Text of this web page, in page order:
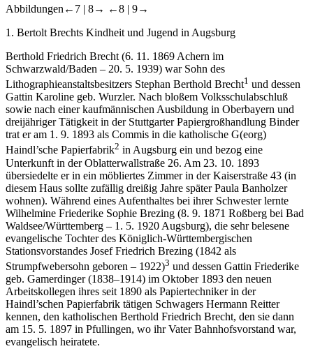
Abbildungen ←7 | 8→ ←8 | 9→
1. Bertolt Brechts Kindheit und Jugend in Augsburg
Berthold Friedrich Brecht (6. 11. 1869 Achern im
Schwarzwald/Baden – 20. 5. 1939) war Sohn des
Lithographieanstaltsbesitzers Stephan Berthold Brecht1 und dessen
Gattin Karoline geb. Wurzler. Nach bloßem Volksschulabschluß
sowie nach einer kaufmännischen Ausbildung in Oberbayern und
dreijähriger Tätigkeit in der Stuttgarter Papiergroßhandlung Binder
trat er am 1. 9. 1893 als Commis in die katholische G(eorg)
Haindl’sche Papierfabrik2 in Augsburg ein und bezog eine
Unterkunft in der Oblatterwallstraße 26. Am 23. 10. 1893
übersiedelte er in ein möbliertes Zimmer in der Kaiserstraße 43 (in
diesem Haus sollte zufällig dreißig Jahre später Paula Banholzer
wohnen). Während eines Aufenthaltes bei ihrer Schwester lernte
Wilhelmine Friederike Sophie Brezing (8. 9. 1871 Roßberg bei Bad
Waldsee/Württemberg – 1. 5. 1920 Augsburg), die sehr belesene
evangelische Tochter des Königlich-Württembergischen
Stationsvorstandes Josef Friedrich Brezing (1842 als
Strumpfwebersohn geboren – 1922)3 und dessen Gattin Friederike
geb. Gamerdinger (1838–1914) im Oktober 1893 den neuen
Arbeitskollegen ihres seit 1890 als Papiertechniker in der
Haindl’schen Papierfabrik tätigen Schwagers Hermann Reitter
kennen, den katholischen Berthold Friedrich Brecht, den sie dann
am 15. 5. 1897 in Pfullingen, wo ihr Vater Bahnhofsvorstand war,
evangelisch heiratete.